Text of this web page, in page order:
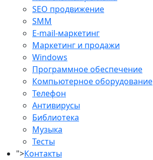
SEO продвижение
SMM
E-mail-маркетинг
Маркетинг и продажи
Windows
Программное обеспечение
Компьютерное оборудование
Телефон
Антивирусы
Библиотека
Музыка
Тесты
">Контакты